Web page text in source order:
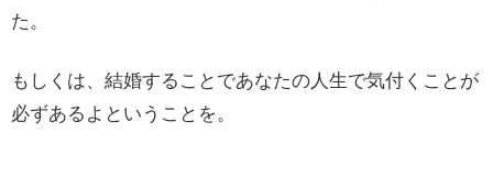
た。
もしくは、結婚することであなたの人生で気付くことが
必ずあるよということを。